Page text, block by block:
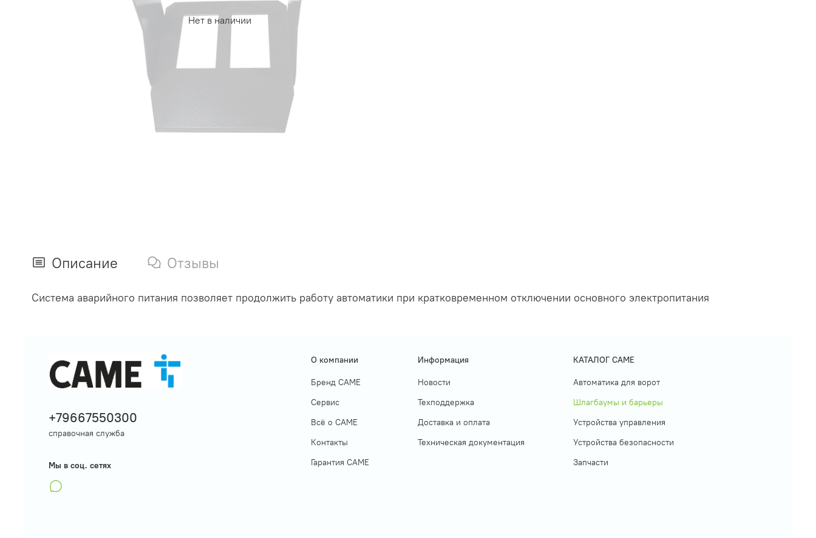
Нет в наличии
Описание Отзывы
Система аварийного питания позволяет продолжить работу автоматики при кратковременном отключении основного электропитания
О компании
Бренд CAME
Сервис
Всё о САМЕ
Контакты
Гарантия САМЕ
Информация
Новости
Техподдержка
Доставка и оплата
Техническая документация
КАТАЛОГ CAME
Автоматика для ворот
Шлагбаумы и барьеры
Устройства управления
Устройства безопасности
Запчасти
+79667550300
справочная служба
Мы в соц. сетях